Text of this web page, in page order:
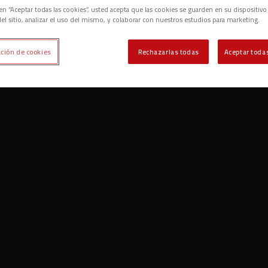
“Aceptar todas las cookies”, usted acepta que las cookies se guarden en su
sitio, analizar el uso del mismo, y colaborar con nuestros estudios para marketing.
Rechazarlas todas Aceptar
de cookies